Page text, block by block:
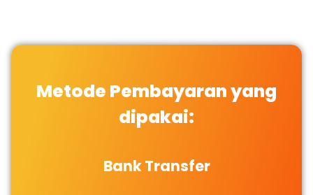
Metode Pembayaran yang
dipakai:
Bank Transfer